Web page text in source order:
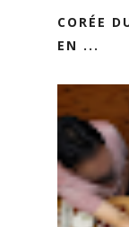
CORÉE
EN ...